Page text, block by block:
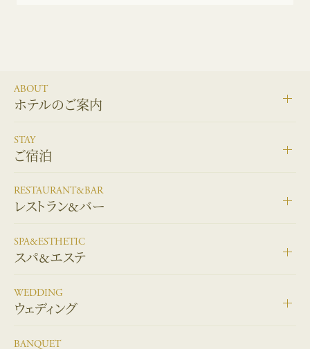
ABOUT
ホテルのご案内
STAY
ご宿泊
RESTAURANT&BAR
レストラン&バー
SPA&ESTHETIC
スパ&エステ
WEDDING
ウェディング
BANQUET